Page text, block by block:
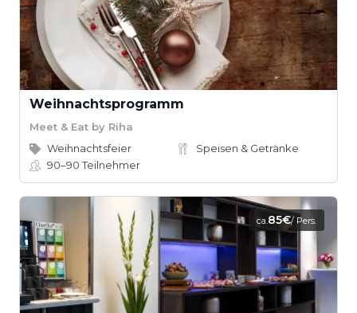
Weihnachtsprogramm
Meet & Eat by Riha
Weihnachtsfeier
Speisen & Getränke
90–90Teilnehmer
ca.85€/ Pers.